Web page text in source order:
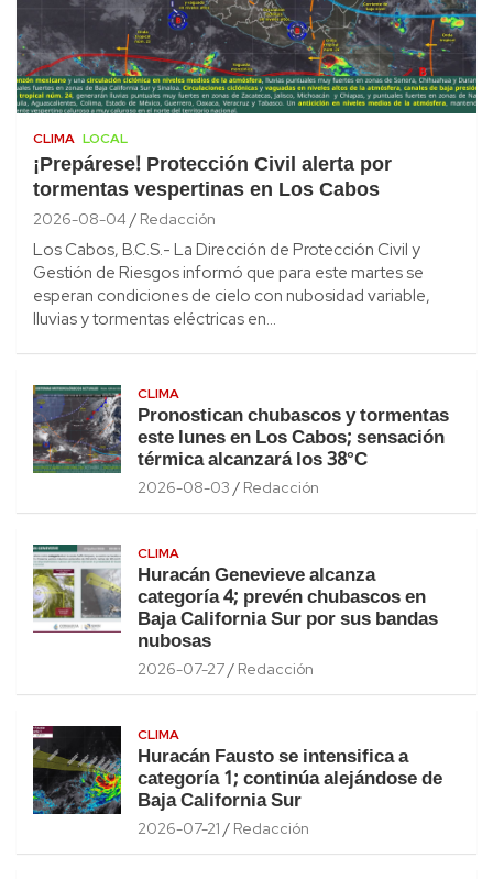
CLIMA LOCAL
¡Prepárese! Protección Civil alerta por
tormentas vespertinas en Los Cabos
2026-08-04 Redacción
Los Cabos, B.C.S.- La Dirección de Protección Civil y
Gestión de Riesgos informó que para este martes se
esperan condiciones de cielo con nubosidad variable,
lluvias y tormentas eléctricas en…
CLIMA
Pronostican chubascos y tormentas
este lunes en Los Cabos; sensación
térmica alcanzará los 38°C
2026-08-03 Redacción
CLIMA
Huracán Genevieve alcanza
categoría 4; prevén chubascos en
Baja California Sur por sus bandas
nubosas
2026-07-27 Redacción
CLIMA
Huracán Fausto se intensifica a
categoría 1; continúa alejándose de
Baja California Sur
2026-07-21 Redacción